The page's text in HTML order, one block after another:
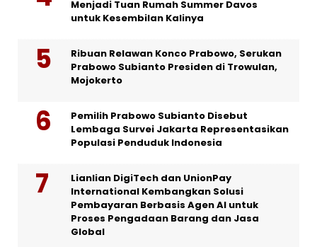
Menjadi Tuan Rumah Summer Davos
untuk Kesembilan Kalinya
Ribuan Relawan Konco Prabowo, Serukan
Prabowo Subianto Presiden di Trowulan,
Mojokerto
Pemilih Prabowo Subianto Disebut
Lembaga Survei Jakarta Representasikan
Populasi Penduduk Indonesia
Lianlian DigiTech dan UnionPay
International Kembangkan Solusi
Pembayaran Berbasis Agen AI untuk
Proses Pengadaan Barang dan Jasa
Global